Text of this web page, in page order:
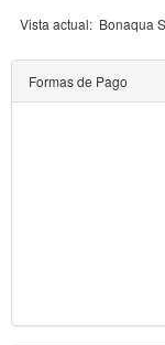
Vista actual: Bonaqua
Formas de Pago